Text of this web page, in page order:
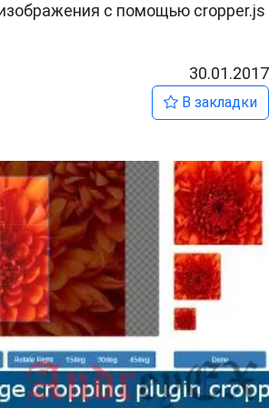
с помощью cropper.js
30.01.2017
В закладки